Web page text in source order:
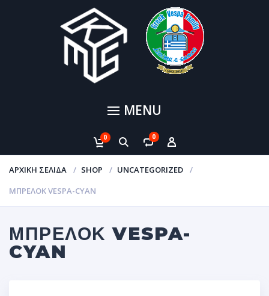
MENU
0 0
ΑΡΧΙΚΉ ΣΕΛΊΔΑ SHOP
UNCATEGORIZED
ΜΠΡΕΛΟΚ VESPA-CYAN
ΜΠΡΕΛΟΚ VESPA-
CYAN